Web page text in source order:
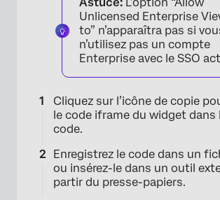
Unlicensed Enterprise
to” n’apparaîtra pas si
n’utilisez pas un compte
Enterprise avec le SSO
Cliquez sur l’icône de copie
le code iframe du widget dans
code.
Enregistrez le code dans un
ou insérez-le dans un outil
partir du presse-papiers.